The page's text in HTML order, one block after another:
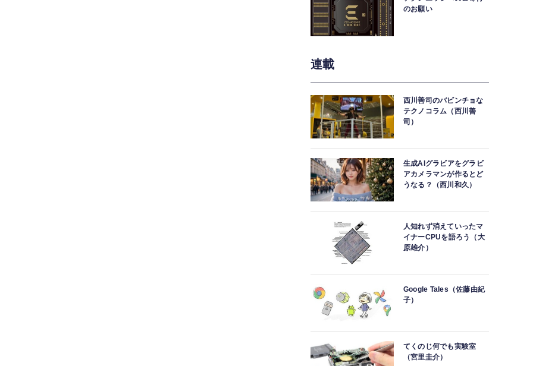
のお願い
連載
西川善司のバビンチョな
テクノコラム（西川善
司）
生成AIグラビアをグラビ
アカメラマンが作るとど
うなる？（西川和久）
人知れず消えていったマ
イナーCPUを語ろう（大
原雄介）
Google Tales（佐藤由紀
子）
てくのじ何でも実験室
（宮里圭介）